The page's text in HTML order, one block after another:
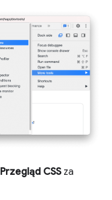
Przegląd CSSza